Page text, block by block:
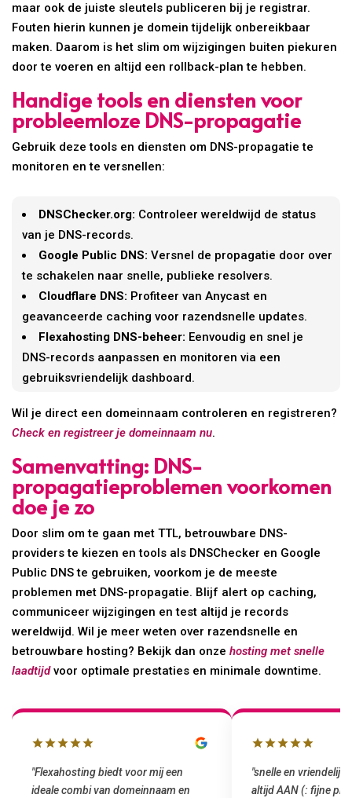
maar ook de juiste sleutels publiceren bij je registrar.
Fouten hierin kunnen je domein tijdelijk onbereikbaar
maken. Daarom is het slim om wijzigingen buiten piekuren
door te voeren en altijd een rollback-plan te hebben.
Handige tools en diensten voor
probleemloze DNS-propagatie
Gebruik deze tools en diensten om DNS-propagatie te
monitoren en te versnellen:
DNSChecker.org: Controleer wereldwijd de status
van je DNS-records.
Google Public DNS: Versnel de propagatie door over
te schakelen naar snelle, publieke resolvers.
Cloudflare DNS: Profiteer van Anycast en
geavanceerde caching voor razendsnelle updates.
Flexahosting DNS-beheer: Eenvoudig en snel je
DNS-records aanpassen en monitoren via een
gebruiksvriendelijk dashboard.
Wil je direct een domeinnaam controleren en registreren?
Check en registreer je domeinnaam nu.
Samenvatting: DNS-
propagatieproblemen voorkomen
doe je zo
Door slim om te gaan met TTL, betrouwbare DNS-
providers te kiezen en tools als DNSChecker en Google
Public DNS te gebruiken, voorkom je de meeste
problemen met DNS-propagatie. Blijf alert op caching,
communiceer wijzigingen en test altijd je records
wereldwijd. Wil je meer weten over razendsnelle en
betrouwbare hosting? Bekijk dan onzehosting met snelle
laadtijdvoor optimale prestaties en minimale downtime.
"snelle en vriendelijke service. staat
altijd AAN (: fijne prijzen vergeleken
"Top service. Ik had
het installeren van